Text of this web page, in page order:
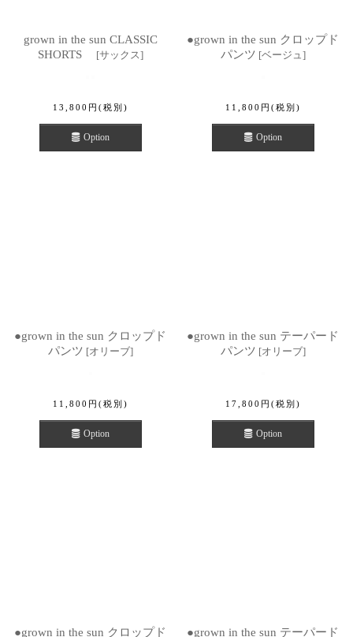
grown in the sun CLASSIC
SHORTS
[サックス]
13,800 円 (税別)
Option
●grown in the sun クロップド
パンツ [ベージュ ]
11,800 円 (税別)
Option
●grown in the sun クロップド
パンツ [オリーブ]
11,800 円 (税別)
Option
●grown in the sun テーパード
パンツ [オリーブ]
17,800 円 (税別)
Option
●grown in the sun クロップド ●grown in the sun テーパード